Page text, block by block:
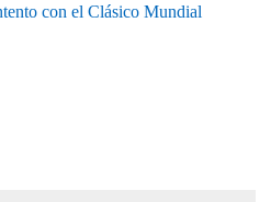
con el Clásico Mundial